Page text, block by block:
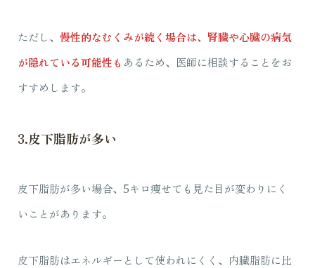
ただし、 慢性的なむくみが続く場合は、腎臓や心臓の病気
が隠れている可能性も あるため、医師に相談することをお
すすめします。
3.皮下脂肪が多い
皮下脂肪が多い場合、5キロ痩せても見た目が変わりにく
いことがあります。
皮下脂肪はエネルギーとして使われにくく、内臓脂肪に比